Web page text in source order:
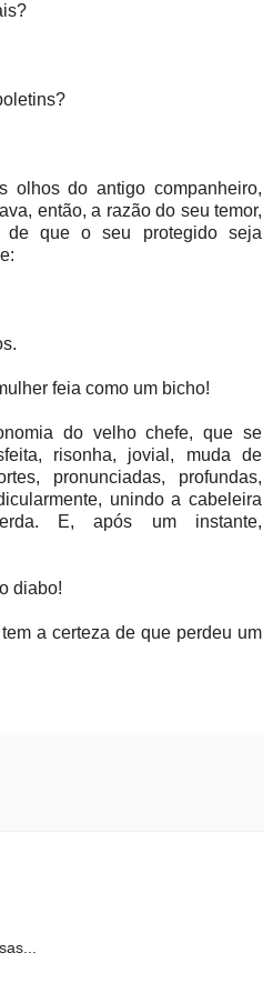
olhos do antigo companheiro,
então, a razão do seu temor,
que o seu protegido seja
feia como um bicho!
do velho chefe, que se
risonha, jovial, muda de
pronunciadas, profundas,
unindo a cabeleira
E, após um instante,
diabo!
a certeza de que perdeu um